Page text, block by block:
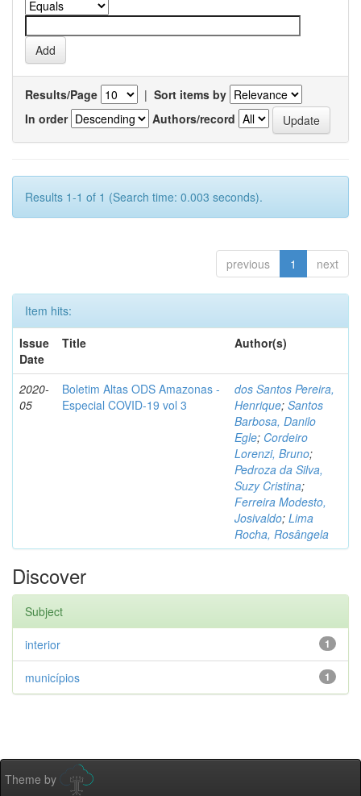
Results/Page | Sort items by
In order
Authors/record
Results 1-1 of 1 (Search time: 0.003 seconds).
previous 1 next
Item hits:
Issue
Date
Title Author(s)
2020-
05
Boletim Altas ODS Amazonas -
Especial COVID-19 vol 3
dos Santos Pereira,
Henrique; Santos
Barbosa, Danilo
Egle; Cordeiro
Lorenzi, Bruno;
Pedroza da Silva,
Suzy Cristina;
Ferreira Modesto,
Josivaldo; Lima
Rocha, Rosângela
Discover
Subject
1
interior
1
municípios
Theme by